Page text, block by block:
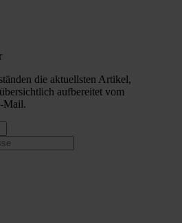
die aktuellsten Artikel,
aufbereitet vom
Mail.